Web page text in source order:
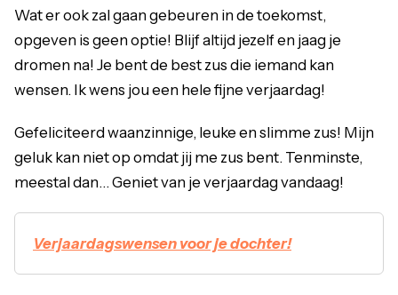
Wat er ook zal gaan gebeuren in de toekomst,
opgeven is geen optie! Blijf altijd jezelf en jaag je
dromen na! Je bent de best zus die iemand kan
wensen. Ik wens jou een hele fijne verjaardag!
Gefeliciteerd waanzinnige, leuke en slimme zus! Mijn
geluk kan niet op omdat jij me zus bent. Tenminste,
meestal dan… Geniet van je verjaardag vandaag!
Verjaardagswensen voor je dochter!